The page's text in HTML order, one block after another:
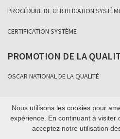
PROCÉDURE DE CERTIFICATION
CERTIFICATION SYSTÈME
PROMOTION DE LA
OSCAR NATIONAL DE LA QUALITÉ
Copyright Association
Nous utilisons les cookies pour
expérience. En continuant à visiter
acceptez notre utilisation